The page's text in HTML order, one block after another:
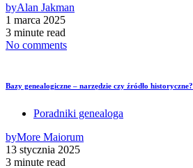
byAlan Jakman
1 marca 2025
3 minute read
No comments
Bazy genealogiczne – narzędzie czy źródło historyczne?
Poradniki genealoga
byMore Maiorum
13 stycznia 2025
3 minute read